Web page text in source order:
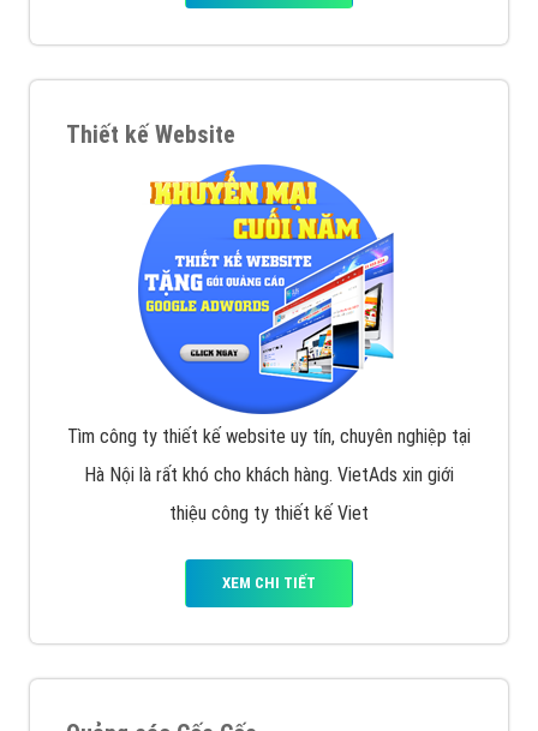
Thiết kế Website
Tìm công ty thiết kế website uy tín, chuyên nghiệp tại
Hà Nội là rất khó cho khách hàng. VietAds xin giới
thiệu công ty thiết kế Viet
XEM CHI TIẾT